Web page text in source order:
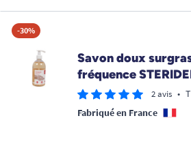
-30%
Savon doux
fréquence
2 avis •
Fabriqué en France